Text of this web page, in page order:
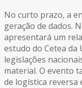
No curto prazo, a
geração de dados.
apresentará um
estudo do Cetea da
legislações
material. O evento
de logística reversa